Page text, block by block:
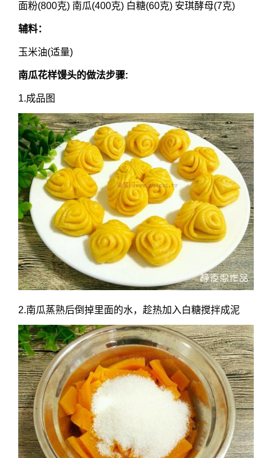
面粉(800克) 南瓜(400克) 白糖(60克) 安琪酵母(7克)
辅料：
玉米油(适量)
南瓜花样馒头的做法步骤:
1.成品图
2.南瓜蒸熟后倒掉里面的水，趁热加入白糖搅拌成泥